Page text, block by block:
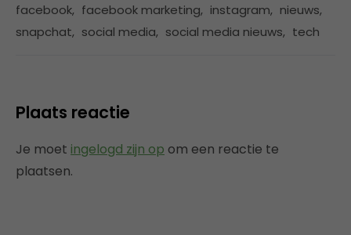
facebook, facebook marketing, instagram, nieuws,
snapchat, social media, social media nieuws, tech
Plaats reactie
Je moet ingelogd zijn op om een reactie te
plaatsen.